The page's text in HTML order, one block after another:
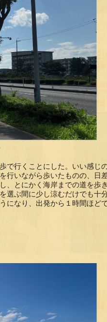
で行くことにした。いい感じ
行いながら歩いたものの、日
、とにかく海岸までの道を歩
選ぶ間に少し涼むだけでも十
になり、出発から１時間ほど